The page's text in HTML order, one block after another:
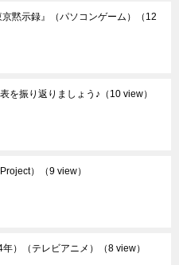
京黙示録』（パソコンゲーム）
（12
を振り返りましょう♪ （10 view）
） （9 view）
）（テレビアニメ） （8 view）